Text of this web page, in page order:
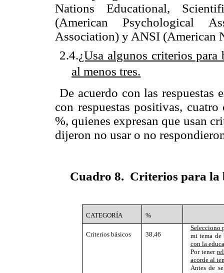
Nations Educational,
(American Psychological
Association) y ANSI (American
2.4.¿Usa algunos criterios
al menos tres.
De acuerdo con las respuestas
con respuestas positivas,
%, quienes expresan que usan
dijeron no usar o no
Cuadro 8. Criterios para la
CATEGORÍA %
Criterios básicos 38,46
Selecciono
mi tema de
con la
Por tener
acorde al
Antes de